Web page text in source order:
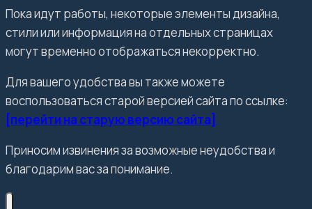
Пока идут работы, некоторые элементы дизайна,
стили или информация на отдельных страницах
могут временно отображаться некорректно.
Для вашего удобства вы также можете
воспользоваться старой версией сайта по ссылке:
[перейти на старую версию сайта]
Приносим извинения за возможные неудобства и
благодарим вас за понимание.